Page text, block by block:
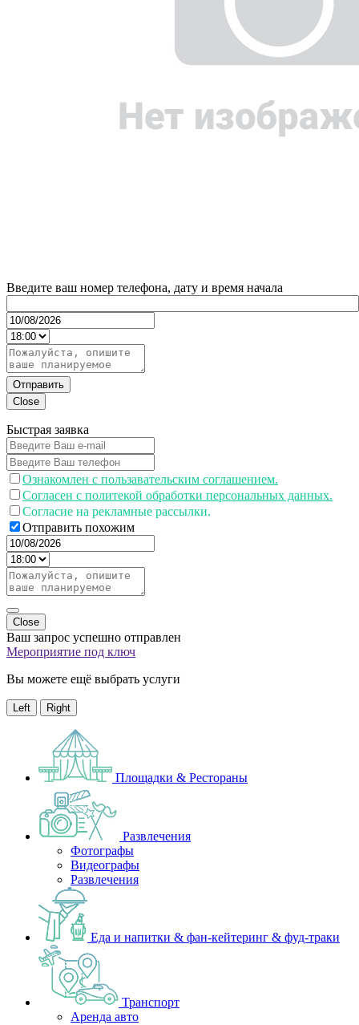
Введите ваш номер телефона, дату и время начала
Отправить
Close
Быстрая заявка
Ознакомлен с пользавательским соглашением.
Согласен с политекой обработки персональных данных.
Согласие на рекламные рассылки.
Отправить похожим
Close
Ваш запрос успешно отправлен
Мероприятие под ключ
Вы можете ещё выбрать услуги
Left Right
Площадки & Рестораны
Развлечения
Фотографы
Видеографы
Развлечения
Еда и напитки & фан-кейтеринг & фуд-траки
Транспорт
Аренда авто